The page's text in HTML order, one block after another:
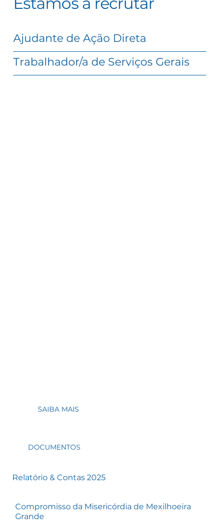
Ajudante de Ação Direta
Trabalhador/a de Serviços Gerais
SAIBA MAIS
DOCUMENTOS
Relatório & Contas 2025
Compromisso da Misericórdia de Mexilhoeira
Grande